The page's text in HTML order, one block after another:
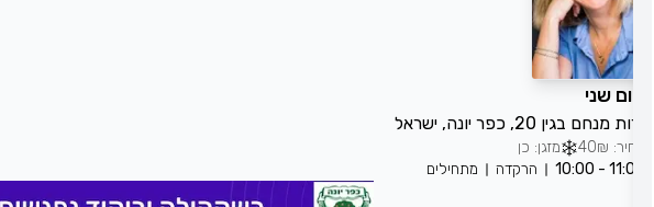
זמן לחייך
רפי זיו|
2013
7053
83 הורדה 1839
0 הורדה
כל יום שני
שדרות מנחם בגין 20, כפר יונה, ישראל
מחיר: 40₪
מזגן: כן
11:00 - 10:00
הרקדה מתחילים